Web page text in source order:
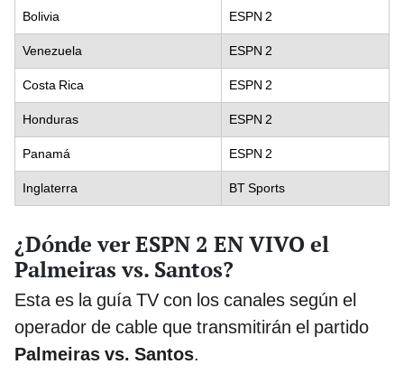
Bolivia ESPN 2
Venezuela ESPN 2
Costa Rica ESPN 2
Honduras ESPN 2
Panamá ESPN 2
Inglaterra BT Sports
¿Dónde ver ESPN 2 EN VIVO el
Palmeiras vs. Santos?
Esta es la guía TV con los canales según el
operador de cable que transmitirán el partido
Palmeiras vs. Santos.